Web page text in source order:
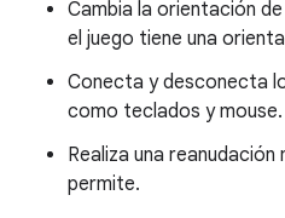
Cambia la orientación
el juego tiene una
Conecta y desconecta
como teclados y mouse.
Realiza una reanudación
permite.